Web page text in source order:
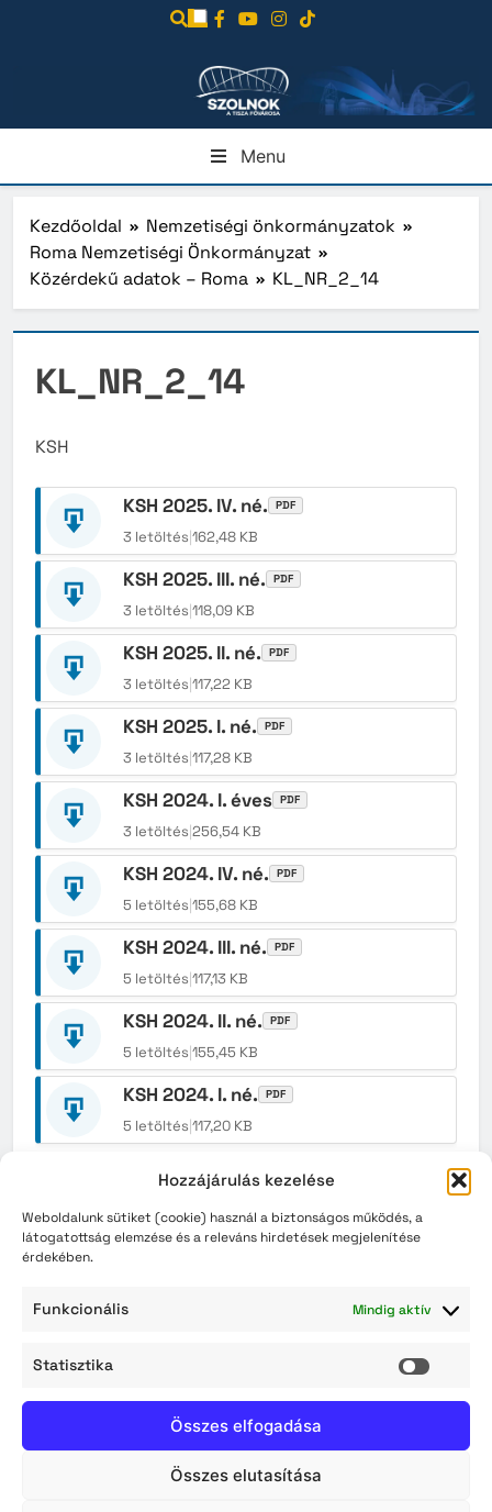
Hozzájárulás kezelése
Weboldalunk sütiket (cookie) használ a biztonságos működés, a
látogatottság elemzése és a releváns hirdetések megjelenítése
érdekében.
Funkcionális Mindig aktív
Statisztika
Összes elfogadása
Összes elutasítása
Menu
Kezdőoldal
Nemzetiségi önkormányzatok
Roma Nemzetiségi Önkormányzat
Közérdekű adatok – Roma
KL_NR_2_14
KL_NR_2_14
KSH
KSH 2025. IV. né. PDF
3 letöltés 162,48 KB
KSH 2025. III. né. PDF
3 letöltés 118,09 KB
KSH 2025. II. né. PDF
3 letöltés 117,22 KB
KSH 2025. I. né. PDF
3 letöltés 117,28 KB
KSH 2024. I. éves PDF
3 letöltés 256,54 KB
KSH 2024. IV. né. PDF
5 letöltés 155,68 KB
KSH 2024. III. né. PDF
5 letöltés 117,13 KB
KSH 2024. II. né. PDF
5 letöltés 155,45 KB
KSH 2024. I. né. PDF
5 letöltés 117,20 KB
Kiemelt hírek
légi kiképzés
személyazonosító igazolványok augusztus 3-án